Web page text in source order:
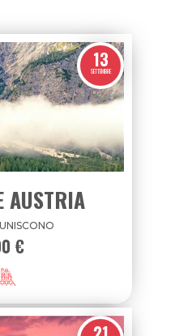
13
SETTEMBRE
AUSTRIA
€